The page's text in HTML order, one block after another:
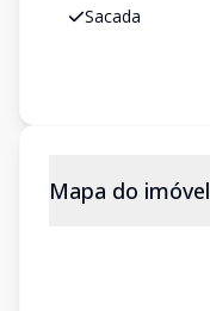
Sacada
Mapa do imóvel